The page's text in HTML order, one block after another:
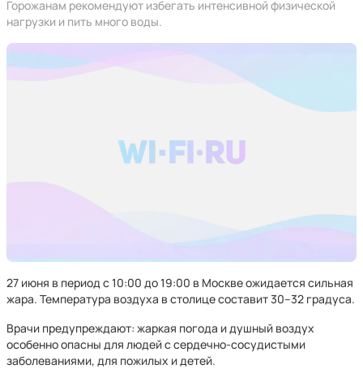
Горожанам рекомендуют избегать интенсивной физической
нагрузки и пить много воды.
27 июня в период с 10:00 до 19:00 в Москве ожидается сильная
жара. Температура воздуха в столице составит 30–32 градуса.
Врачи предупреждают: жаркая погода и душный воздух
особенно опасны для людей с сердечно-сосудистыми
заболеваниями, для пожилых и детей.